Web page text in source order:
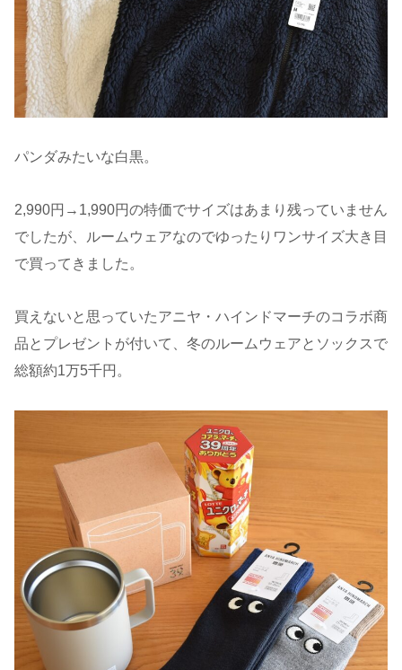
パンダみたいな白黒。
2,990円→1,990円の特価でサイズはあまり残っていません
でしたが、ルームウェアなのでゆったりワンサイズ大き目
で買ってきました。
買えないと思っていたアニヤ・ハインドマーチのコラボ商
品とプレゼントが付いて、冬のルームウェアとソックスで
総額約1万5千円。